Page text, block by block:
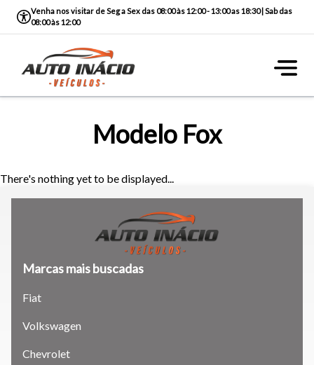
Tamanho do texto
Para aumentar ou diminuir a fonte em nosso site, utilize os
atalhos Ctrl+ (para aumentar) e Ctrl- (para diminuir) no seu
teclado.
Venha nos visitar de Seg a Sex das 08:00 às 12:00 - 13:00 as 18:30 | Sab das
08:00 às 12:00
Modelo Fox
There's nothing yet to be displayed...
Marcas mais buscadas
Fiat
Volkswagen
Chevrolet